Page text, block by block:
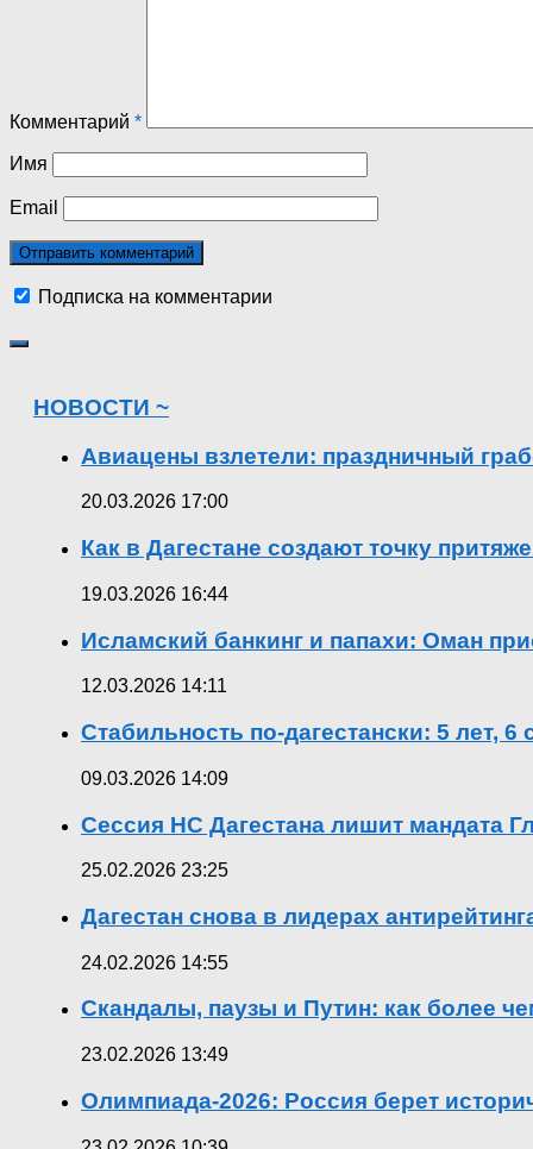
Комментарий *
Имя
Email
Подписка на комментарии
НОВОСТИ ~
Авиацены взлетели: праздничный
20.03.2026 17:00
Как в Дагестане создают точку
19.03.2026 16:44
Исламский банкинг и папахи: Оман
12.03.2026 14:11
Стабильность по-дагестански: 5 лет,
09.03.2026 14:09
Сессия НС Дагестана лишит мандата
25.02.2026 23:25
Дагестан снова в лидерах
24.02.2026 14:55
Скандалы, паузы и Путин: как более
23.02.2026 13:49
Олимпиада-2026: Россия берет